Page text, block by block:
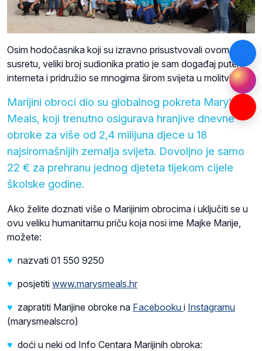
Osim hodočasnika koji su izravno prisustvovali ovom
susretu, veliki broj sudionika pratio je sam događaj putem
interneta i pridružio se mnogima širom svijeta u molitvi.
Marijini obroci dio su globalnog pokreta Mary’s
Meals, koji trenutno osigurava hranjive dnevne
obroke za više od 2,4 milijuna djece u 18
najsiromašnijih zemalja svijeta. Dovoljno je samo
22 € za prehranu jednog djeteta tijekom cijele
školske godine.
Ako želite doznati više o Marijinim obrocima i uključiti se u
ovu veliku humanitarnu priču koja nosi ime Majke Marije,
možete:
♥ nazvati 01 550 9250
♥ posjetiti www.marysmeals.hr
♥ zapratiti Marijine obroke na Facebooku i Instagramu
(marysmealscro)
♥ doći u neki od Info Centara Marijinih obroka: